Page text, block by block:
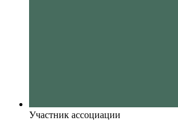
Участник ассоциации